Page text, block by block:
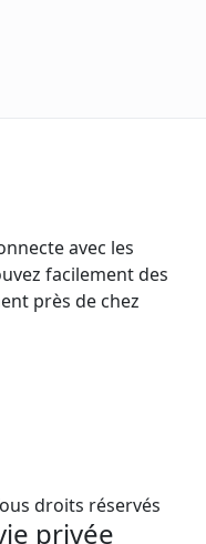
avec les
facilement des
près de chez
droits réservés
privée